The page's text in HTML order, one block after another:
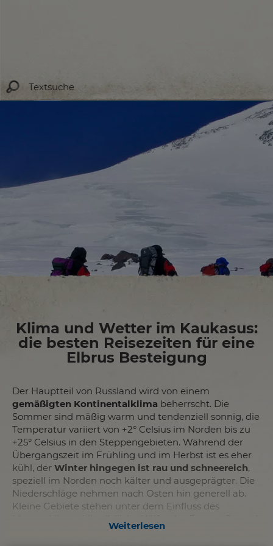
Klima und Wetter im Kaukasus:
die besten Reisezeiten für eine
Elbrus Besteigung
Der Hauptteil von Russland wird von einem
gemäßigten Kontinentalklima beherrscht. Die
Sommer sind mäßig warm und tendenziell sonnig, die
Temperatur variiert von +2° Celsius im Norden bis zu
+25° Celsius in den Steppengebieten. Während der
Übergangszeit im Frühling und im Herbst ist es eher
kühl, der Winter hingegen ist rau und schneereich,
speziell im Norden noch kälter und ausgeprägter. Die
Niederschläge nehmen nach Osten hin generell ab.
Kleine Gebiete stehen unter dem Einfluss des
Monsunklimas (die südliche Hälfte des Fernen Ostens)
oder des subtropischen Klimas (Schwarzes Meer). In
Weiterlesen